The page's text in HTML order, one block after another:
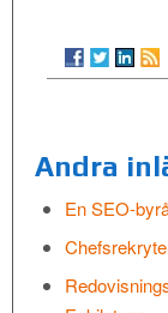
Andra
En SEO-